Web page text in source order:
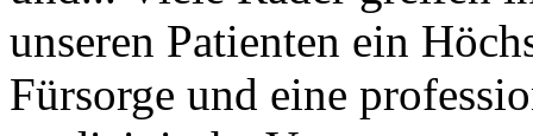
unseren Patienten ein
Fürsorge und eine